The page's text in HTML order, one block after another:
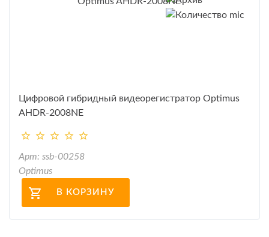
Цифровой гибридный видеорегистратор Optimus
AHDR-2008NE
Арт: ssb-00258
Optimus
В КОРЗИНУ